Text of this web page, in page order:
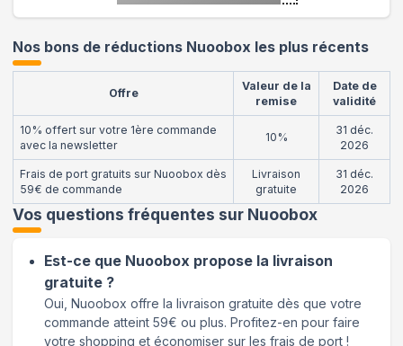
Nos bons de réductions Nuoobox les plus récents
Offre
Valeur de la
remise
Date de
validité
10% offert sur votre 1ère commande
avec la newsletter
10%
31 déc.
2026
Frais de port gratuits sur Nuoobox dès
59€ de commande
Livraison
gratuite
31 déc.
2026
Vos questions fréquentes sur Nuoobox
Est-ce que Nuoobox propose la livraison
gratuite ?
Oui, Nuoobox offre la livraison gratuite dès que votre
commande atteint 59€ ou plus. Profitez-en pour faire
votre shopping et économiser sur les frais de port !